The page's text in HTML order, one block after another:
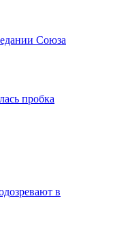
Союза
пробка
в